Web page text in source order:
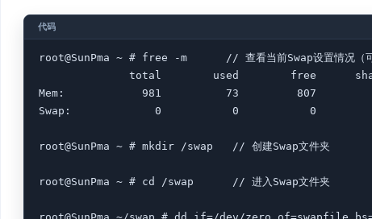
root@SunPma ~ # free -m      // 查看当前Swap设置情况（可以
total        used        free
Mem:            981          73         807
Swap:             0           0           0
root@SunPma ~ # mkdir /swap   // 创建Swap文件夹
root@SunPma ~ # cd /swap      // 进入Swap文件夹